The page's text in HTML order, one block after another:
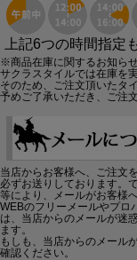
上記6つの時間指定
※商品在庫に関するお知ら
サクラスタイルでは在庫を
そのため、ご注文頂いたタ
予めご了承いただき、ご注
当店からお客様へ、ご注文
必ずお送りしております。
等により、メールがお客様
WEBのフリーメールやプロ
は、当店からのメールが迷
ます。
もしも、当店からのメール
確認ください。